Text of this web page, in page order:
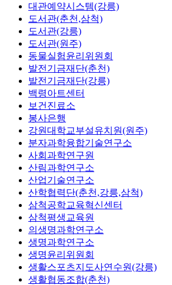
대관예약시스템(강릉)
도서관(춘천,삼척)
도서관(강릉)
도서관(원주)
동물실험윤리위원회
발전기금재단(춘천)
발전기금재단(강릉)
백령아트센터
보건진료소
봉사은행
강원대학교부설유치원(원주)
분자과학융합기술연구소
사회과학연구원
산림과학연구소
산업기술연구소
산학협력단(춘천,강릉,삼척)
삼척공학교육혁신센터
삼척평생교육원
의생명과학연구소
생명과학연구소
생명윤리위원회
생활스포츠지도사연수원(강릉)
생활협동조합(춘천)